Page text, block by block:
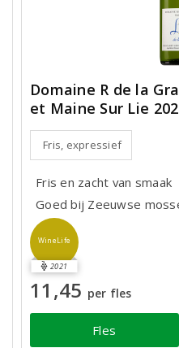
Domaine R de la
et Maine Sur Lie
Fris, expressief
Fris en zacht van smaak
Goed bij Zeeuwse
WineLife
2021
11,45 per fles
Fles